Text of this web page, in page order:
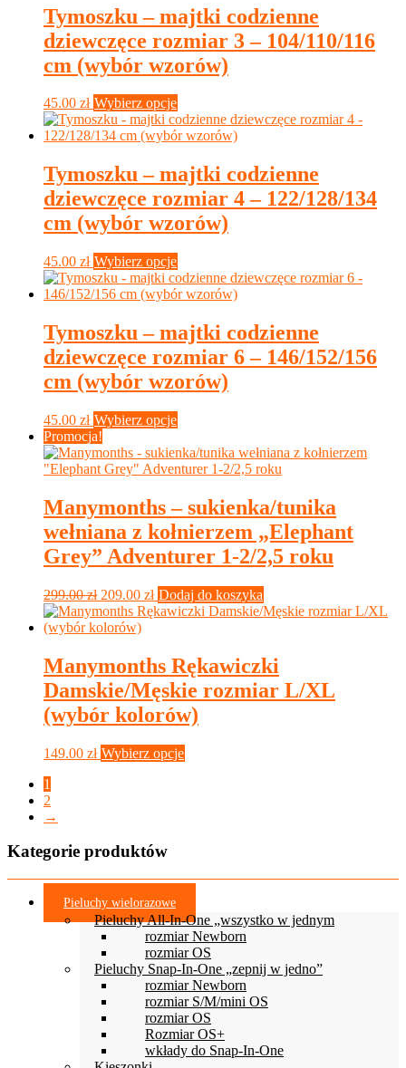
wariantów.
Opcje
można
wybrać
na
stronie
Tymoszku – majtki codzienne
dziewczęce rozmiar 3 – 104/110/116
cm (wybór wzorów)
45.00 zł Wybierz opcje
produkt
ma
wariantów.
Opcje
można
wybrać
na
stronie
Tymoszku – majtki codzienne
dziewczęce rozmiar 4 – 122/128/134
cm (wybór wzorów)
45.00 zł Wybierz opcje
produkt
ma
wariantów.
Opcje
można
wybrać
na
Tymoszku – majtki codzienne
dziewczęce rozmiar 6 – 146/152/156
cm (wybór wzorów)
45.00 zł Wybierz opcje
ma
wiele
Opcje
można
wybrać
stronie
Promocja!
Manymonths – sukienka/tunika
wełniana z kołnierzem „Elephant
Grey” Adventurer 1-2/2,5 roku
299.00zł Pierwotna
cena
wynosiła:
209.00 złAktualna
cena
Dodaj do koszyka
Manymonths Rękawiczki
Damskie/Męskie rozmiar L/XL
(wybór kolorów)
149.00 zł Wybierz opcje
na
produktu
1
2
→
Kategorie produktów
Pieluchy wielorazowe
Pieluchy All-In-One „wszystko w jednym
rozmiar Newborn
rozmiar OS
Pieluchy Snap-In-One „zepnij w jedno”
rozmiar Newborn
rozmiar S/M/mini OS
rozmiar OS
Rozmiar OS+
wkłady do Snap-In-One